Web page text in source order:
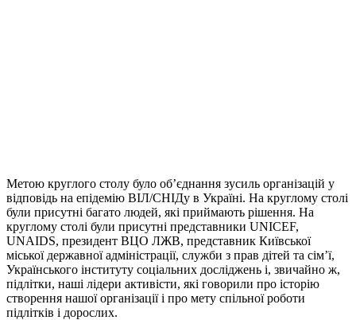
Метою круглого столу було об’єднання зусиль організацій у
відповідь на епідемію ВІЛ/СНІДу в Україні. На круглому столі
були присутні багато людей, які приймають рішення. На
круглому столі були присутні представники UNICEF,
UNAIDS, президент ВЦО ЛЖВ, представник Київської
міської державної адміністрації, служби з прав дітей та сім’ї,
Українського інституту соціальних досліджень і, звичайно ж,
підлітки, наші лідери активісти, які говорили про історію
створення нашої організації і про мету спільної роботи
підлітків і дорослих.